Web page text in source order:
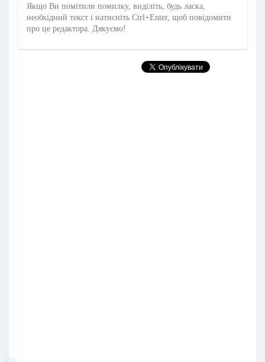
Якщо Ви помітили помилку, виділіть, будь ласка,
необхідний текст і натисніть Ctrl+Enter, щоб повідомити
про це редактора. Дякуємо!